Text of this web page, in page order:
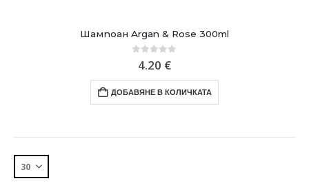
Шампоан Argan & Rose 300ml
out of 5
4.20 €
ДОБАВЯНЕ В КОЛИЧКАТА